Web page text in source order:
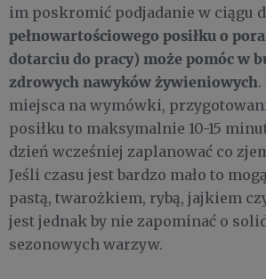
im poskromić podjadanie w ciągu
pełnowartościowego posiłku o
dotarciu do pracy) może pomóc w
zdrowych nawyków żywieniowych.
miejsca na wymówki,
posiłku to maksymalnie 10-15
dzień wcześniej zaplanować co
Jeśli czasu jest bardzo mało to
pastą, twarożkiem, rybą, jajkiem
jest jednak by nie zapominać o
sezonowych warzyw.